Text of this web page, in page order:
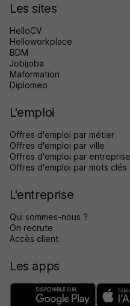
Les sites
HelloCV
Helloworkplace
BDM
Jobijoba
Maformation
Diplomeo
L'emploi
Offres d'emploi par métier
Offres d'emploi par ville
Offres d'emploi par entreprise
Offres d'emploi par mots clés
L'entreprise
Qui sommes-nous ?
On recrute
Accès client
Les apps